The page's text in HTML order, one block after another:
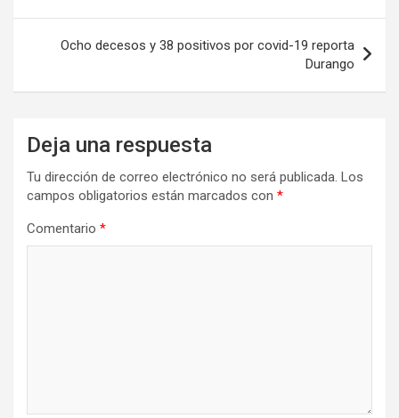
entradas
Ocho decesos y 38 positivos por covid-19 reporta
Durango
Deja una respuesta
Tu dirección de correo electrónico no será publicada. Los
campos obligatorios están marcados con *
Comentario *